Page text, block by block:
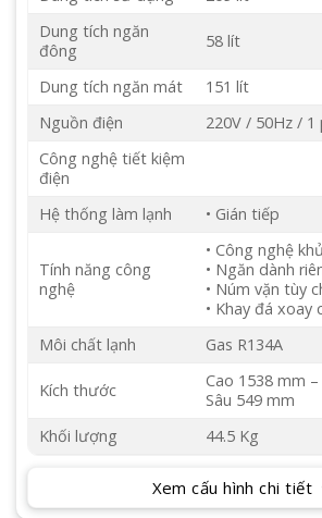
Dung tích ngăn
đông
58 lít
Dung tích ngăn mát
151 lít
Nguồn điện
220V / 50Hz / 1
Công nghệ tiết kiệm
điện
Hệ thống làm lạnh
• Gián tiếp
Tính năng công
nghệ
• Công nghệ
• Ngăn dành
• Núm vặn tùy
• Khay đá xoay
Môi chất lạnh
Gas R134A
Kích thước
Cao 1538 mm
Sâu 549 mm
Khối lượng
44.5 Kg
Xem cấu hình chi tiết